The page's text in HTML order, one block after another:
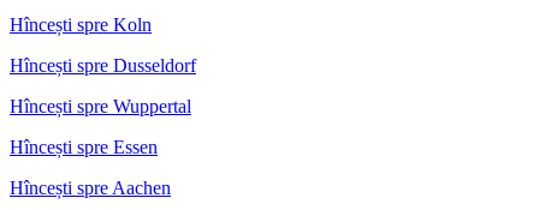
Hîncești spre Koln
Hîncești spre Dusseldorf
Hîncești spre Wuppertal
Hîncești spre Essen
Hîncești spre Aachen